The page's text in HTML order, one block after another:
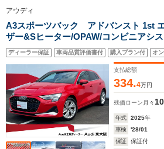
アウディ
A3スポーツバック アドバンスト 1st
ザー&Sヒーター/OPAW/コンビニアシ
ビ/ACC/サイドアシスト/バーチャルコッ
ラ・コーナーセンサー/LEDヘッドライ
フェース/認定中古車
ディーラー保証 車両品質評価書付 購入プラン付 オ
支払総額
334.4万円
残価ローン 月々
年式 2025年
車検
'28/01
保証
保証付